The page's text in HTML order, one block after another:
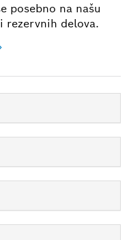
posebno na našu
rezervnih delova.